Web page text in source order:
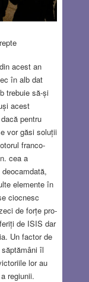
acest an
în alb dat
trebuie să-și
acest
pentru
vor găsi soluții
franco-
cea a
elemente în
ciocnesc
de forțe pro-
de ISIS dar
Un factor de
îl
lor au
regiunii.